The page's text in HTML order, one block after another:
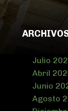
Julio
Abril
Junio
Agosto